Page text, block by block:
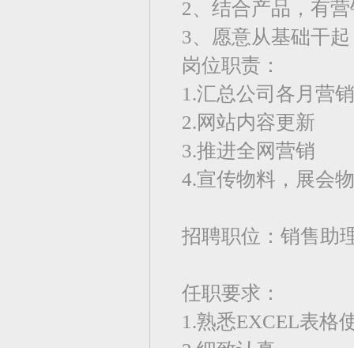
2、结合产品，有
3、愿意从基础干
岗位职责：
1.汇总公司各月营
2.网站内容更新
3.推进全网营销
4.宣传物料，展会
招聘职位：销售助
任职要求：
1.熟悉EXCEL表格